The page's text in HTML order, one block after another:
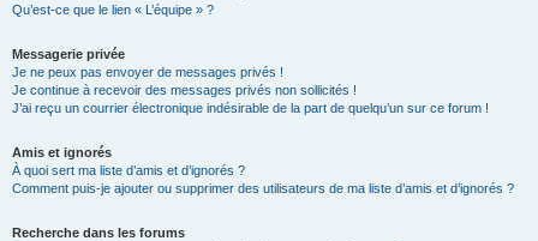
Qu’est-ce que le lien « L’équipe » ?
Messagerie privée
Je ne peux pas envoyer de messages privés !
Je continue à recevoir des messages privés non sollicités !
J’ai reçu un courrier électronique indésirable de la part de quelqu’un sur ce forum !
Amis et ignorés
À quoi sert ma liste d’amis et d’ignorés ?
Comment puis-je ajouter ou supprimer des utilisateurs de ma liste d’amis et d’ignorés ?
Recherche dans les forums